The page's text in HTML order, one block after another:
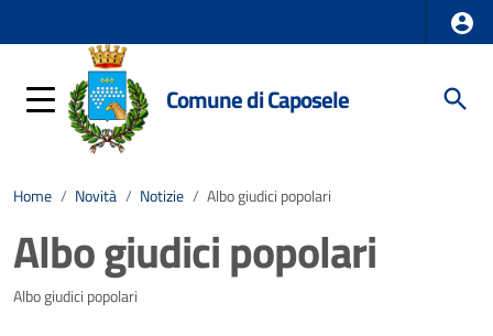
Comune di Caposele
Home / Novità / Notizie / Albo giudici popolari
Albo giudici popolari
Dettagli della notizia
Albo giudici popolari